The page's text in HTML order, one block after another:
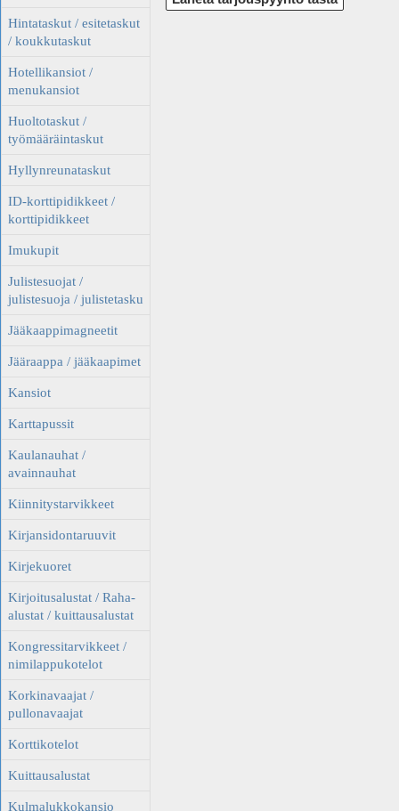
Hintataskut / esitetaskut
/ koukkutaskut
Hotellikansiot /
menukansiot
Huoltotaskut /
työmääräintaskut
Hyllynreunataskut
ID-korttipidikkeet /
korttipidikkeet
Imukupit
Julistesuojat /
julistesuoja / julistetasku
Jääkaappimagneetit
Jääraappa / jääkaapimet
Kansiot
Karttapussit
Kaulanauhat /
avainnauhat
Kiinnitystarvikkeet
Kirjansidontaruuvit
Kirjekuoret
Kirjoitusalustat / Raha-
alustat / kuittausalustat
Kongressitarvikkeet /
nimilappukotelot
Korkinavaajat /
pullonavaajat
Korttikotelot
Kuittausalustat
Kulmalukkokansio